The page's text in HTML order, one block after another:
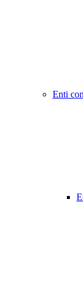
Enti